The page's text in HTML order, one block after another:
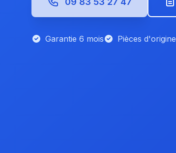
Garantie 6 mois Pièces d'origine